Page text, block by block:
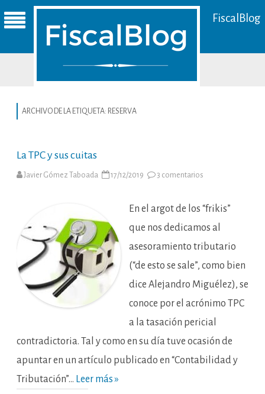
FiscalBlog
ARCHIVO DE LA ETIQUETA: RESERVA
La TPC y sus cuitas
Javier Gómez Taboada 17/12/2019 3 comentarios
sus
En el argot de los “frikis”
que nos dedicamos al
asesoramiento tributario
(“de esto se sale”, como bien
dice Alejandro Miguélez), se
conoce por el acrónimo TPC
a la tasación pericial
contradictoria. Tal y como en su día tuve ocasión de
apuntar en un artículo publicado en “Contabilidad y
Tributación”… Leer más »